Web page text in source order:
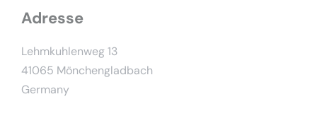
Adresse
Lehmkuhlenweg 13
41065 Mönchengladbach
Germany